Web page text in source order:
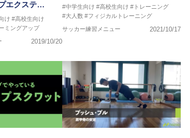
エクステ…
け #高校生向け
ミングアップ
2019/10/20
#中学生向け #高校生向け #トレーニング
#大人数 #フィジカルトレーニング
サッカー練習メニュー
2021/10/17